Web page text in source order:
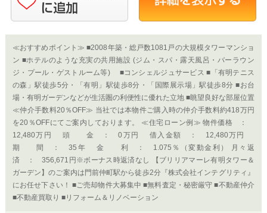
≪おすすめポイント≫ ■2008年築・総戸数1081戸の大規模タワーマンショ
ン ■ホテルのような充実の共用施設 (ジム・スパ・露天風呂・バーラウン
ジ・プール・ゲストルーム等) ■コンシェルジュサービス ■「有明テニス
の森」駅徒歩5分・「有明」駅徒歩8分・「国際展示場」駅徒歩8分 ■お台
場・有明ガーデンなどが生活圏の利便性に優れた立地 ■眺望良好な部屋位置
≪仲介手数料20％OFF≫ 当社では本物件ご購入時の仲介手数料約418万円
を20％OFFにてご案内しております。 ≪住宅ローン例≫ 物件価格 ：
12,480万円 頭 金 ： 0万円 借入金額 ： 12,480万円
期 間 ： 35年 金 利 ： 1.075％（変動金利） 月々返
済 ： 356,671円※ボーナス時返済なし 【ブリリアマーレ有明タワー＆
ガーデン】のご案内は門前仲町駅から徒歩2分『株式会社インテグリティ』
にお任せ下さい！ ■ご売却物件大募集中 ■無料査定・秘密厳守 ■不動産仲介
■不動産買取り ■リフォーム＆リノベーション